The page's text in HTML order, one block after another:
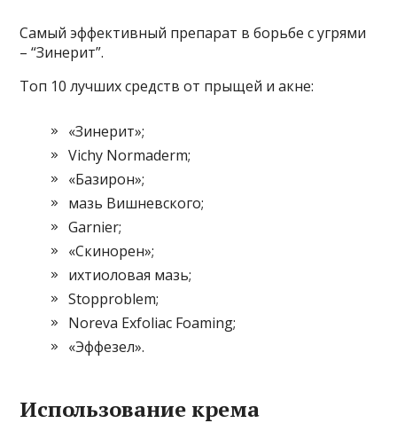
Самый эффективный препарат в борьбе с угрями
– “Зинерит”.
Топ 10 лучших средств от прыщей и акне:
«Зинерит»;
Vichy Normaderm;
«Базирон»;
мазь Вишневского;
Garnier;
«Скинорен»;
ихтиоловая мазь;
Stopproblem;
Noreva Exfoliac Foaming;
«Эффезел».
Использование крема